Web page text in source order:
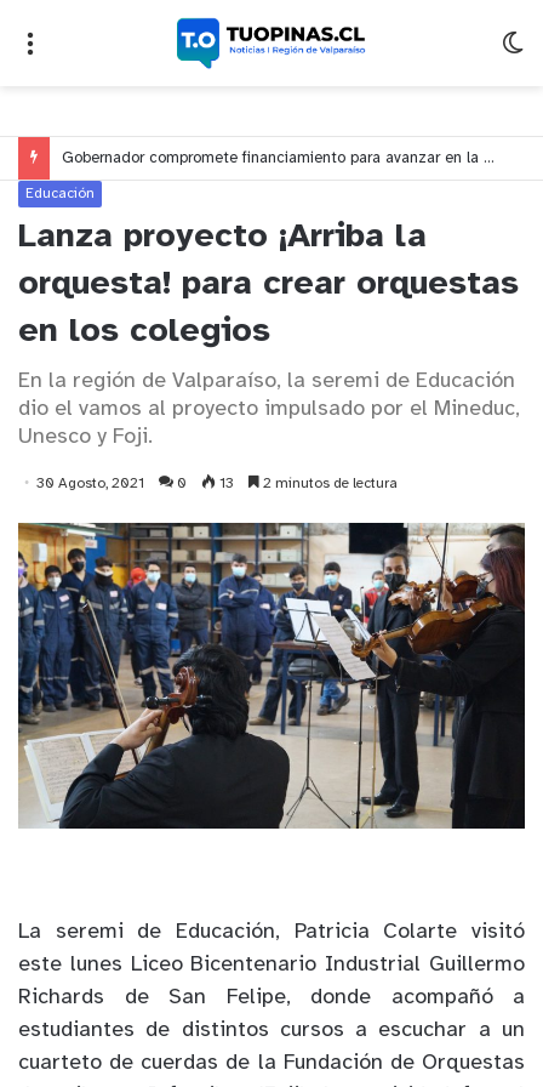
Gobernador compromete financiamiento para avanzar en la construcción del Puente Colón de Limache
Educación
Lanza proyecto ¡Arriba la
orquesta! para crear orquestas
en los colegios
En la región de Valparaíso, la seremi de Educación
dio el vamos al proyecto impulsado por el Mineduc,
Unesco y Foji.
30 Agosto, 2021 0 13 2 minutos de lectura
La seremi de Educación, Patricia Colarte visitó
este lunes Liceo Bicentenario Industrial Guillermo
Richards de San Felipe, donde acompañó a
estudiantes de distintos cursos a escuchar a un
cuarteto de cuerdas de la Fundación de Orquestas